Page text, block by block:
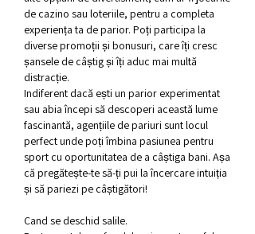
de cazino sau loteriile, pentru a completa
experiența ta de parior. Poți participa la
diverse promoții și bonusuri, care îți cresc
șansele de câștig și îți aduc mai multă
distracție.
Indiferent dacă ești un parior experimentat
sau abia începi să descoperi această lume
fascinantă, agențiile de pariuri sunt locul
perfect unde poți îmbina pasiunea pentru
sport cu oportunitatea de a câștiga bani. Așa
că pregătește-te să-ți pui la încercare intuiția
și să pariezi pe câștigători!
Cand se deschid salile.